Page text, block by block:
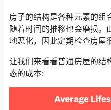
房子的结构是各种元素的组
随着时间的推移也会磨损。
地恶化，因此定期检查房屋
让我们来看看普通房屋的结
态的成本: